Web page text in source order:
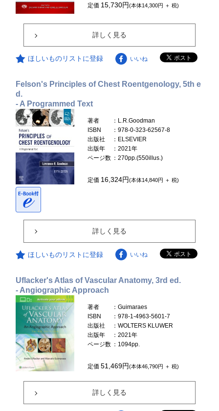
定価 15,730円(本体14,300円 ＋ 税)
詳しく見る
ほしいものリストに登録 いいね
Felson's Principles of Chest Roentgenology, 5th e
d.
- A Programmed Text
著者
：L.R.Goodman
ISBN
：978-0-323-62567-8
出版社
：ELSEVIER
出版年
：2021年
ページ数 ：270pp.(550illus.)
定価 16,324円(本体14,840円 ＋ 税)
詳しく見る
ほしいものリストに登録 いいね
Uflacker's Atlas of Vascular Anatomy, 3rd ed.
- Angiographic Approach
著者
：Guimaraes
ISBN
：978-1-4963-5601-7
出版社
：WOLTERS KLUWER
出版年
：2021年
ページ数 ：1094pp.
定価51,469円(本体46,790円 ＋ 税)
詳しく見る